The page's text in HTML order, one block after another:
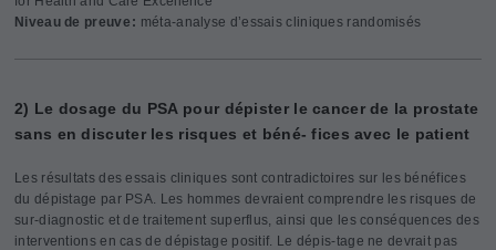
Niveau de preuve : méta-analyse d’essais cliniques randomisés
2) Le dosage du PSA pour dépister le cancer de la prostate
sans en discuter les risques et béné- fices avec le patient
Les résultats des essais cliniques sont contradictoires sur les bénéfices
du dépistage par PSA. Les hommes devraient comprendre les risques de
sur-diagnostic et de traitement superflus, ainsi que les conséquences des
interventions en cas de dépistage positif. Le dépis-tage ne devrait pas